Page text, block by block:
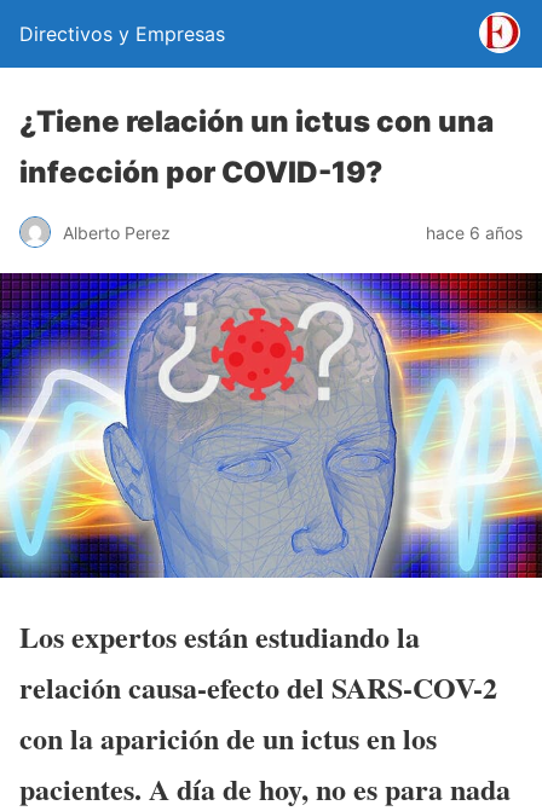
Directivos y Empresas
¿Tiene relación un ictus con una
infección por COVID-19?
Alberto Perez hace 6 años
Los expertos están estudiando la
relación causa-efecto del SARS-COV-2
con la aparición de un ictus en los
pacientes. A día de hoy, no es para nada